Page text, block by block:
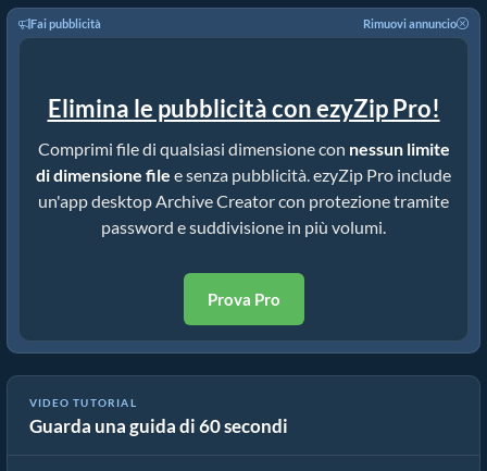
Fai pubblicità Rimuovi annuncio
Elimina le pubblicità con ezyZip Pro!
Comprimi file di qualsiasi dimensione con nessun limite
di dimensione file e senza pubblicità. ezyZip Pro include
un'app desktop Archive Creator con protezione tramite
password e suddivisione in più volumi.
Prova Pro
VIDEO TUTORIAL
Guarda una guida di 60 secondi
Come comprimere file online con ezyZip (gratis, senza
installazione)